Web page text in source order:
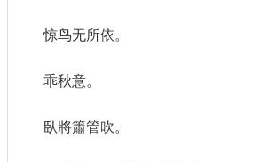
惊鸟无所依。
乖秋意。
臥將簫管吹。